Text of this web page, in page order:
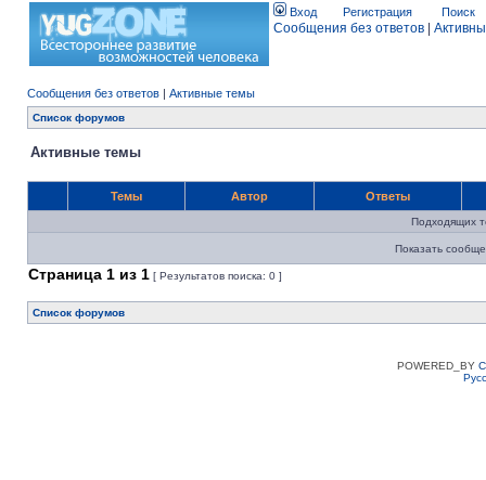
Вход Регистрация Поиск
Сообщения без ответов
Сообщения без ответов | Активные темы
Список форумов
Активные темы
Темы Автор Ответы
Подходящих
Показать
Страница 1 из 1 [ Результатов поиска: 0 ]
Список форумов
POWERED_BY